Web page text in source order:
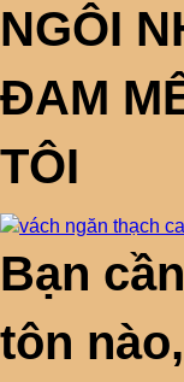
NGÔI
ĐAM
TÔI
Bạn
tôn